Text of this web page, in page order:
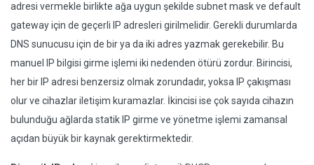
adresi vermekle birlikte ağa uygun şekilde subnet mask ve default
gateway için de geçerli IP adresleri girilmelidir. Gerekli durumlarda
DNS sunucusu için de bir ya da iki adres yazmak gerekebilir. Bu
manuel IP bilgisi girme işlemi iki nedenden ötürü zordur. Birincisi,
her bir IP adresi benzersiz olmak zorundadır, yoksa IP çakışması
olur ve cihazlar iletişim kuramazlar. İkincisi ise çok sayıda cihazın
bulunduğu ağlarda statik IP girme ve yönetme işlemi zamansal
açıdan büyük bir kaynak gerektirmektedir.